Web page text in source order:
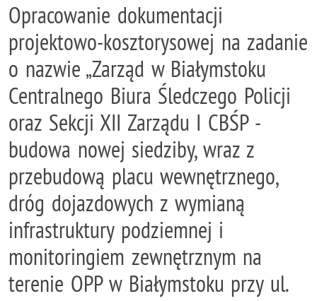
Opracowanie dokumentacji
projektowo-kosztorysowej na zadanie
o nazwie „Zarząd w Białymstoku
Centralnego Biura Śledczego Policji
oraz Sekcji XII Zarządu I CBŚP -
budowa nowej siedziby, wraz z
przebudową placu wewnętrznego,
dróg dojazdowych z wymianą
infrastruktury podziemnej i
monitoringiem zewnętrznym na
terenie OPP w Białymstoku przy ul.